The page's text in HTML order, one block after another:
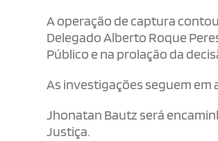
A operação de captura
Delegado Alberto Roque
Público e na prolação da
As investigações seguem
Jhonatan Bautz será
Justiça.